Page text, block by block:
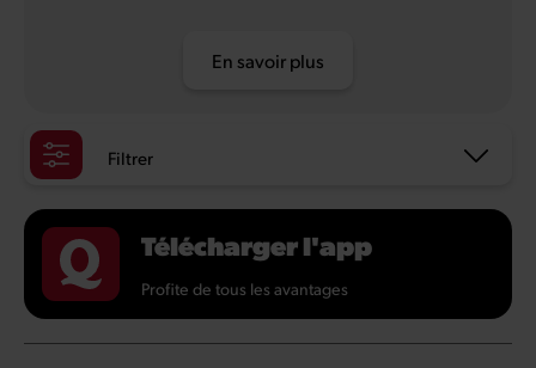
En savoir plus
Filtrer
Télécharger l'app
Profite de tous les avantages